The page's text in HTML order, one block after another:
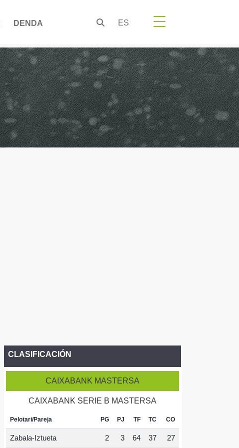
DENDA ES
CLASIFICACIÓN
CAIXABANK MASTERSA
CAIXABANK SERIE B MASTERSA
Pelotari/Pareja PG PJ TF TC CO
Zabala-Iztueta 2 3 64 37 27